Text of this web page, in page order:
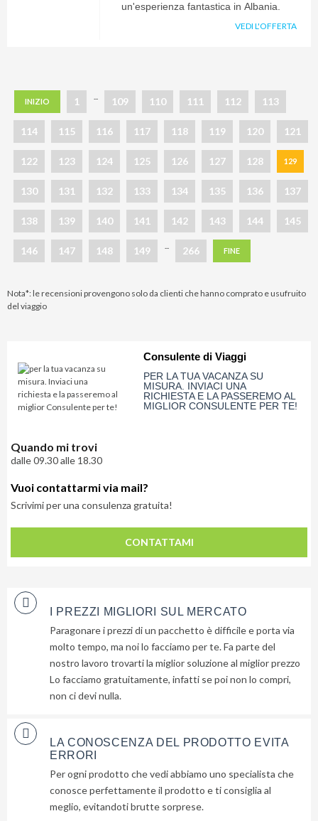
un'esperienza fantastica in Albania.
VEDI L'OFFERTA
INIZIO 1 109 110 111 112 113
114 115 116 117 118 119 120 121
122 123 124 125 126 127 128 129
130 131 132 133 134 135 136 137
138 139 140 141 142 143 144 145
146 147 148 149 266 FINE
Nota*: le recensioni provengono solo da clienti che hanno comprato e usufruito
del viaggio
Consulente di Viaggi
PER LA TUA VACANZA SU
MISURA. INVIACI UNA
RICHIESTA E LA PASSEREMO AL
MIGLIOR CONSULENTE PER TE!
Quando mi trovi
dalle 09.30 alle 18.30
Vuoi contattarmi via mail?
Scrivimi per una consulenza gratuita!
CONTATTAMI
I PREZZI MIGLIORI SUL MERCATO
Paragonare i prezzi di un pacchetto è difficile e porta via
molto tempo, ma noi lo facciamo per te. Fa parte del
nostro lavoro trovarti la miglior soluzione al miglior prezzo
Lo facciamo gratuitamente, infatti se poi non lo compri,
non ci devi nulla.
LA CONOSCENZA DEL PRODOTTO EVITA
ERRORI
Per ogni prodotto che vedi abbiamo uno specialista che
conosce perfettamente il prodotto e ti consiglia al
meglio, evitandoti brutte sorprese.